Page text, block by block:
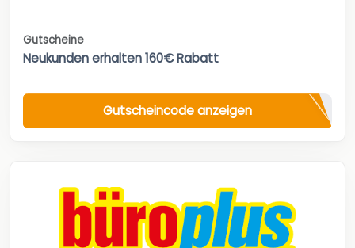
Gutscheine
Neukunden erhalten 160€ Rabatt
Gutscheincode anzeigen